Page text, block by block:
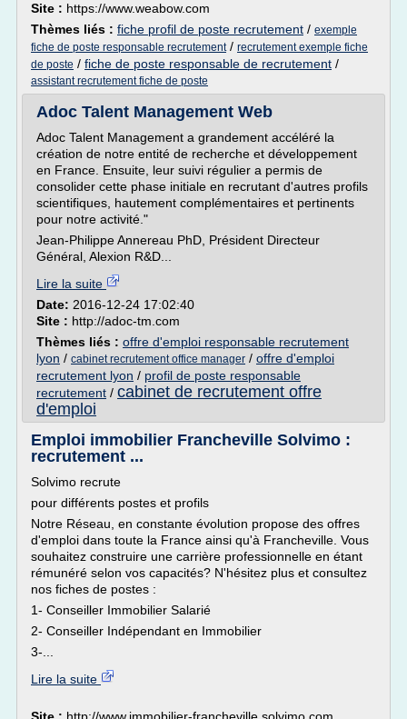
Site : https://www.weabow.com
Thèmes liés : fiche profil de poste recrutement / exemple
fiche de poste responsable recrutement/ recrutement exemple fiche
de poste / fiche de poste responsable de recrutement /
assistant recrutement fiche de poste
Adoc Talent Management Web
Adoc Talent Management a grandement accéléré la
création de notre entité de recherche et développement
en France. Ensuite, leur suivi régulier a permis de
consolider cette phase initiale en recrutant d'autres profils
scientifiques, hautement complémentaires et pertinents
pour notre activité."
Jean-Philippe Annereau PhD, Président Directeur
Général, Alexion R&D...
Lire la suite
Date: 2016-12-24 17:02:40
Site : http://adoc-tm.com
Thèmes liés : offre d'emploi responsable recrutement
lyon / cabinet recrutement office manager / offre d'emploi
recrutement lyon / profil de poste responsable
recrutement / cabinet de recrutement offre
d'emploi
Emploi immobilier Francheville Solvimo :
recrutement ...
Solvimo recrute
pour différents postes et profils
Notre Réseau, en constante évolution propose des offres
d'emploi dans toute la France ainsi qu'à Francheville. Vous
souhaitez construire une carrière professionnelle en étant
rémunéré selon vos capacités? N'hésitez plus et consultez
nos fiches de postes :
1- Conseiller Immobilier Salarié
2- Conseiller Indépendant en Immobilier
3-...
Lire la suite